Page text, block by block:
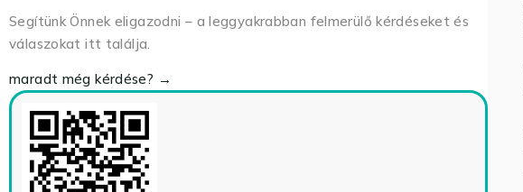
Segítünk Önnek eligazodni – a leggyakrabban felmerülő kérdéseket és
válaszokat itt találja.
maradt még kérdése? →